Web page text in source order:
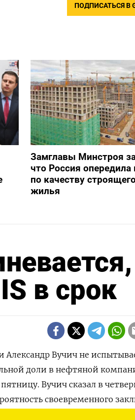
ПОДПИСАТЬСЯ В
Замглавы Минстроя
что Россия опередила
по качеству
жилья
в срок
Вучич не
доли в нефтяной
Вучич сказал в
своевременного